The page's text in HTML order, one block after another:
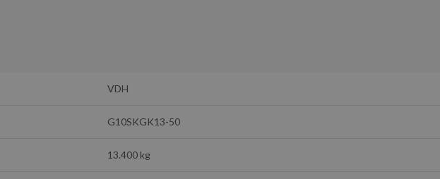
VDH
G10SKGK13-50
13.400 kg